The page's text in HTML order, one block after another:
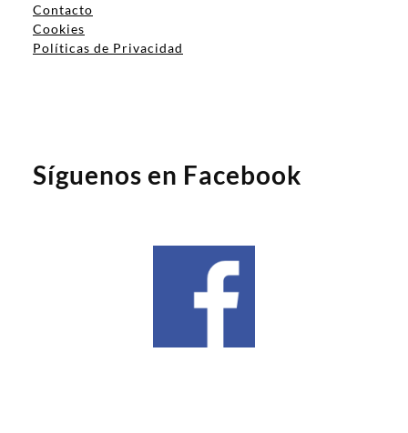
Contacto
Cookies
Políticas de Privacidad
Síguenos en Facebook